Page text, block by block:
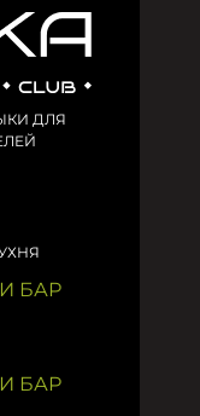
ДЛЯ
БАР
БАР